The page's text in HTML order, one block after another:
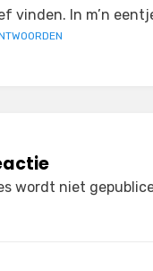
vinden. In m’n
wordt niet